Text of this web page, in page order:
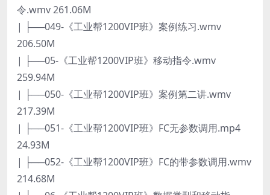
令.wmv 261.06M
| ├──049-《工业帮1200VIP班》案例练习.wmv
206.50M
| ├──05-《工业帮1200VIP班》移动指令.wmv
259.94M
| ├──050-《工业帮1200VIP班》案例第二讲.wmv
217.39M
| ├──051-《工业帮1200VIP班》FC无参数调用.mp4
24.93M
| ├──052-《工业帮1200VIP班》FC的带参数调用.wmv
214.68M